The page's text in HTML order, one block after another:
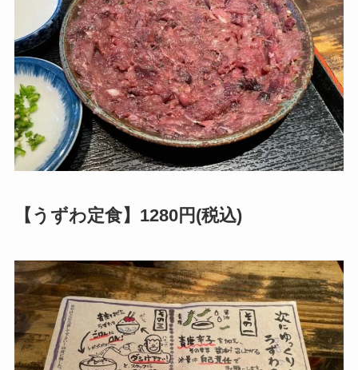
【うずわ定食】1280円(税込)